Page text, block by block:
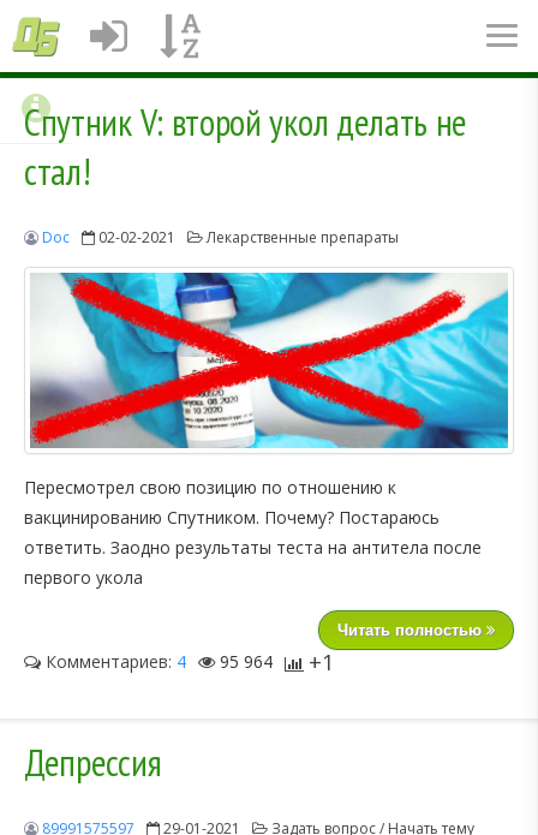
Спутник V: второй укол делать не
стал!
Doc 02-02-2021 Лекарственные препараты
Пересмотрел свою позицию по отношению к
вакцинированию Спутником. Почему? Постараюсь
ответить. Заодно результаты теста на антитела после
первого укола
Читать полностью
Комментариев: 4 95 964 +1
Депрессия
89991575597 29-01-2021 Задать вопрос / Начать тему